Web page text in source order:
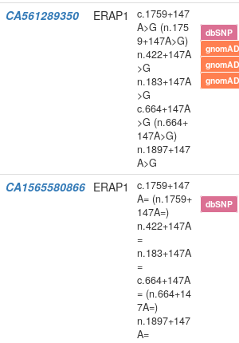
CA561289350 ERAP1
c.1759+147
A>G (n.175
9+147A>G)
n.422+147A
>G
n.183+147A
>G
c.664+147A
>G (n.664+
147A>G)
n.1897+147
A>G
dbSNP
CA1565580866 ERAP1
c.1759+147
A= (n.1759+
147A=)
n.422+147A
=
n.183+147A
=
c.664+147A
= (n.664+14
7A=)
n.1897+147
A=
dbSNP